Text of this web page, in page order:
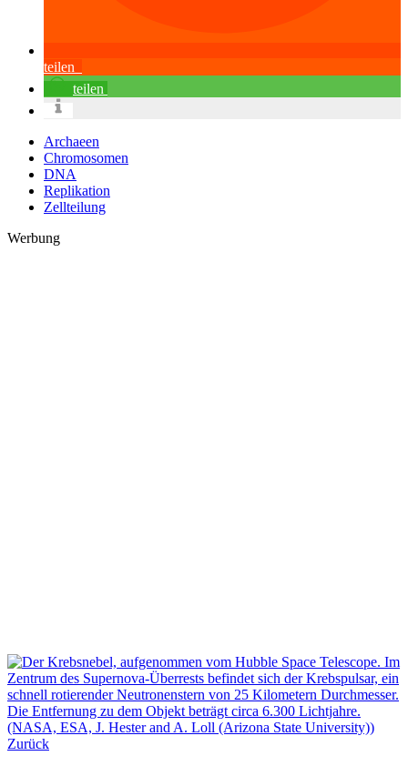
teilen
teilen
Archaeen
Chromosomen
DNA
Replikation
Zellteilung
Werbung
Zurück